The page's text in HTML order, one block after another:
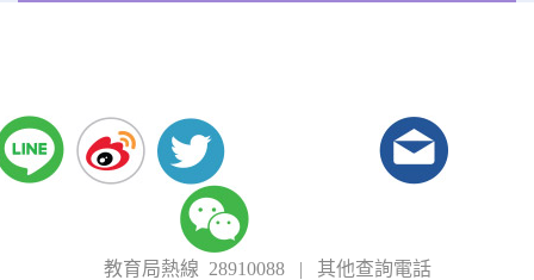
教育局熱線 28910088| 其他查詢電話